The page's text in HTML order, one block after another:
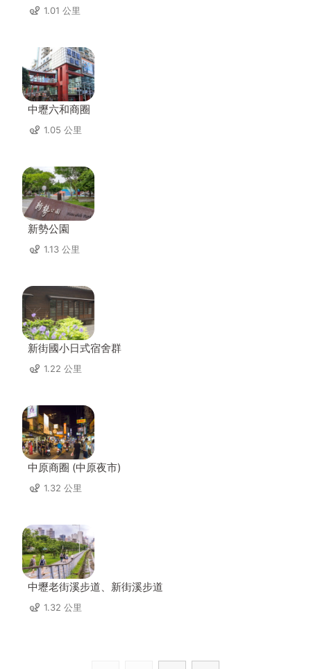
1.01 公里
中壢六和商圈
1.05 公里
新勢公園
1.13 公里
新街國小日式宿舍群
1.22 公里
中原商圈 (中原夜市)
1.32 公里
中壢老街溪步道、新街溪步道
1.32 公里